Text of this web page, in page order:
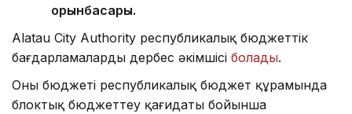
орынбасары.
Alatau City Authority республикалық бюджеттік
бағдарламалардың дербес әкімшісі болады.
Оның бюджеті республикалық бюджет құрамында
блоктық бюджеттеу қағидаты бойынша